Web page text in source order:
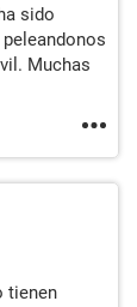
sido
Muchas
tienen